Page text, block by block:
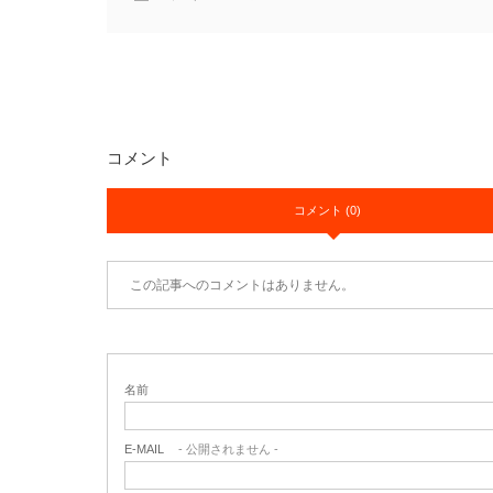
コメント
コメント (0)
この記事へのコメントはありません。
名前
E-MAIL - 公開されません -